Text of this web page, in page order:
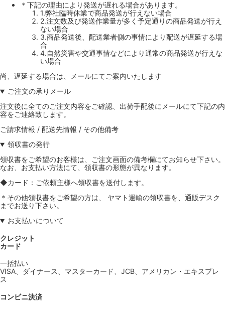
＊下記の理由により発送が遅れる場合があります。
1.弊社臨時休業で商品発送が行えない場合
2.注文数及び発送作業量が多く予定通りの商品発送が行え
ない場合
3.商品発送後、配送業者側の事情により配送が遅延する場
合
4.自然災害や交通事情などにより通常の商品発送が行えな
い場合
尚、遅延する場合は、メールにてご案内いたします
ご注文の承りメール
注文後に全てのご注文内容をご確認、出荷手配後にメールにて下記の内
容をご連絡致します。
ご請求情報 / 配送先情報 / その他備考
領収書の発行
領収書をご希望のお客様は、ご注文画面の備考欄にてお知らせ下さい。
なお、お支払い方法にて、領収書の形態が異なります。
◆カード：ご依頼主様へ領収書を送付します。
＊その他領収書をご希望の方は、 ヤマト運輸の領収書を、通販デスク
までお送り下さい。
お支払いについて
クレジット
カード
一括払い
VISA、ダイナース、マスターカード、JCB、アメリカン・エキスプレ
ス
コンビニ決済